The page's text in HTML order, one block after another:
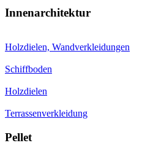
Innenarchitektur
Holzdielen, Wandverkleidungen
Schiffboden
Holzdielen
Terrassenverkleidung
Pellet